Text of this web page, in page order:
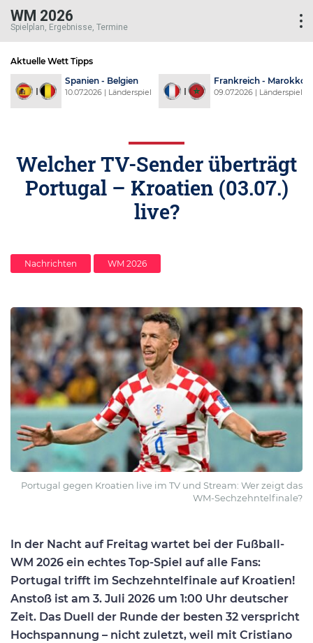
WM 2026
Spielplan, Ergebnisse, Termine
Aktuelle Wett Tipps
Spanien - Belgien
10.07.2026 | Länderspiel
Frankreich - Marokko
09.07.2026 | Länderspiel
Welcher TV-Sender überträgt
Portugal – Kroatien (03.07.)
live?
Nachrichten WM 2026
Portugal gegen Kroatien live im TV und Stream: Wer zeigt das
WM-Sechzehntelfinale?
In der Nacht auf Freitag wartet bei der Fußball-
WM 2026 ein echtes Top-Spiel auf alle Fans:
Portugal trifft im Sechzehntelfinale auf Kroatien!
Anstoß ist am 3. Juli 2026 um 1:00 Uhr deutscher
Zeit. Das Duell der Runde der besten 32 verspricht
Hochspannung – nicht zuletzt, weil mit Cristiano